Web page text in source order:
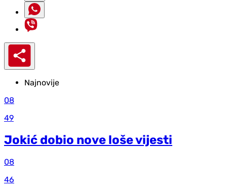
Najnovije
08
49
Jokić dobio nove loše vijesti
08
46